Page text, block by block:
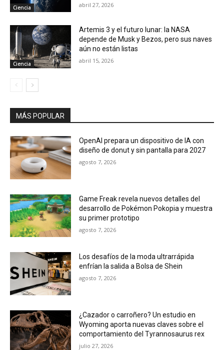
Ciencia abril 27, 2026
Ciencia
Artemis 3 y el futuro lunar: la NASA
depende de Musk y Bezos, pero sus naves
aún no están listas
abril 15, 2026
MÁS POPULAR
OpenAI prepara un dispositivo de IA con
diseño de donut y sin pantalla para 2027
agosto 7, 2026
Game Freak revela nuevos detalles del
desarrollo de Pokémon Pokopia y muestra
su primer prototipo
agosto 7, 2026
Los desafíos de la moda ultrarrápida
enfrían la salida a Bolsa de Shein
agosto 7, 2026
¿Cazador o carroñero? Un estudio en
Wyoming aporta nuevas claves sobre el
comportamiento del Tyrannosaurus rex
julio 27, 2026